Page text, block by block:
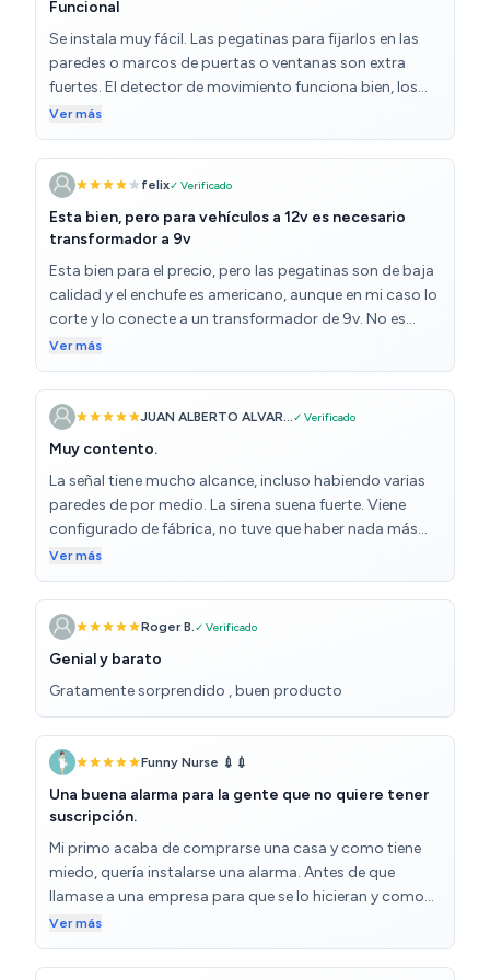
Funcional
Se instala muy fácil. Las pegatinas para fijarlos en las
paredes o marcos de puertas o ventanas son extra
fuertes. El detector de movimiento funciona bien, los
sensores para puertas y ventanas son perfectos y
cuando se separan las dos piezas suena la alarma. La
alarma suena super fuerte, es molesto si estás ahí.
Contento con el producto.
Ver más
felix✓ Verificado
Esta bien, pero para vehículos a 12v es necesario
transformador a 9v
Esta bien para el precio, pero las pegatinas son de baja
calidad y el enchufe es americano, aunque en mi caso lo
corte y lo conecte a un transformador de 9v. No es
para 12v, es necesario un pequeño transformador de 12
a 9v para no dañar la alarma. Lo compré por seguridad
y el coste fueron unos 8 euros creo recordar.
Ver más
JUAN ALBERTO ALVAR...✓ Verificado
Muy contento.
La señal tiene mucho alcance, incluso habiendo varias
paredes de por medio. La sirena suena fuerte. Viene
configurado de fábrica, no tuve que haber nada más
que instalar los sensores de movimiento y los
detectores de las puertas. Todo muy bien y muy
sencillo. Por poner alguna pega me hubiera gustado
que los sensores de movimiento tuvieran algo más de
ángulo, pero es una pijada, funcionan bien
Ver más
Roger B.✓ Verificado
Genial y barato
Gratamente sorprendido , buen producto
Funny Nurse 💉💉
Una buena alarma para la gente que no quiere tener
suscripción.
Mi primo acaba de comprarse una casa y como tiene
miedo, quería instalarse una alarma. Antes de que
llamase a una empresa para que se lo hicieran y como
me había llegado para probar esta, quisimos intentar,
hacerla funcionar. Se trata de un sistema de alarma 3G,
Wifi, sistema de alarma inalámbrico, con sirena, sensor
Ver más